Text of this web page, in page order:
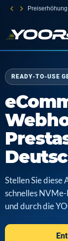
READY-TO-USE
Stellen Sie diese
schnelles
und durch die